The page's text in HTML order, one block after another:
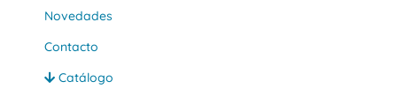
Novedades
Contacto
Catálogo